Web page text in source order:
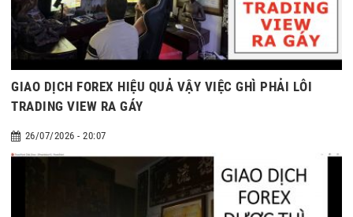
GIAO DỊCH FOREX HIỆU QUẢ VẬY VIỆC GHÌ PHẢI LỖI
TRADING VIEW RA GÁY
26/07/2026 - 20:07